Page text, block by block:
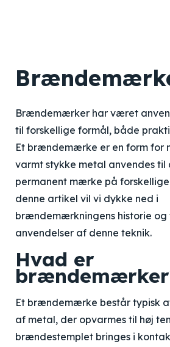
Brændemærker har været
til forskellige formål, både
Et brændemærke er en form for
varmt stykke metal anvendes
permanent mærke på
denne artikel vil vi dykke ned i
brændemærkningens historie og
anvendelser af denne teknik.
Hvad er
Et brændemærke består typisk
af metal, der opvarmes til høj
brændestemplet bringes i